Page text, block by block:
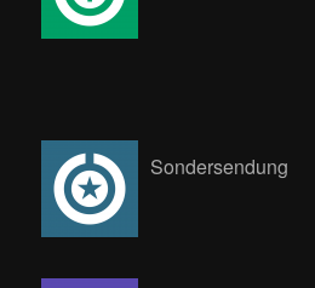
Sondersendung